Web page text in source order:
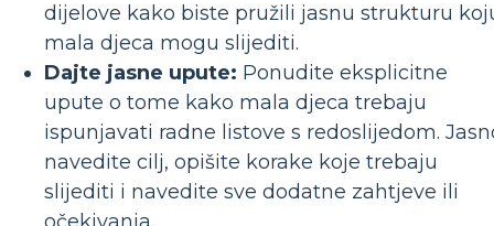
dijelove kako biste pružili jasnu strukturu
mala djeca mogu slijediti.
Dajte jasne upute: Ponudite eksplicitne
upute o tome kako mala djeca trebaju
ispunjavati radne listove s redoslijedom.
navedite cilj, opišite korake koje trebaju
slijediti i navedite sve dodatne zahtjeve ili